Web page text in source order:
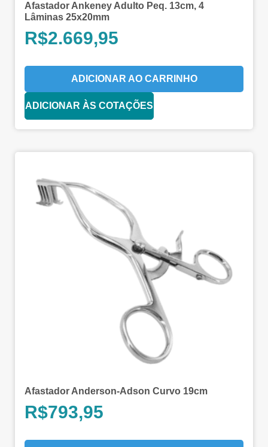
Afastador Ankeney Adulto Peq. 13cm, 4
Lâminas 25x20mm
R$2.669,95
ADICIONAR AO CARRINHO
ADICIONAR ÀS COTAÇÕES
Afastador Anderson-Adson Curvo 19cm
R$793,95